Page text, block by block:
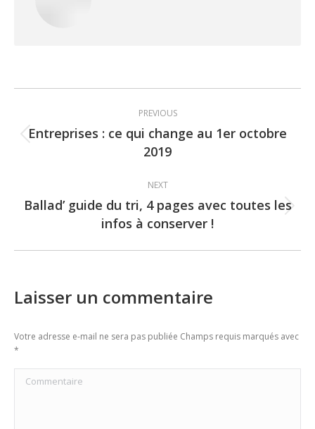
navigation
PREVIOUS
Previous
post:
Entreprises : ce qui change au 1er octobre
2019
NEXT
Next
post:
Ballad’ guide du tri, 4 pages avec toutes les
infos à conserver !
Laisser un commentaire
Votre adresse e-mail ne sera pas publiée Champs requis marqués avec
*
Commentaire